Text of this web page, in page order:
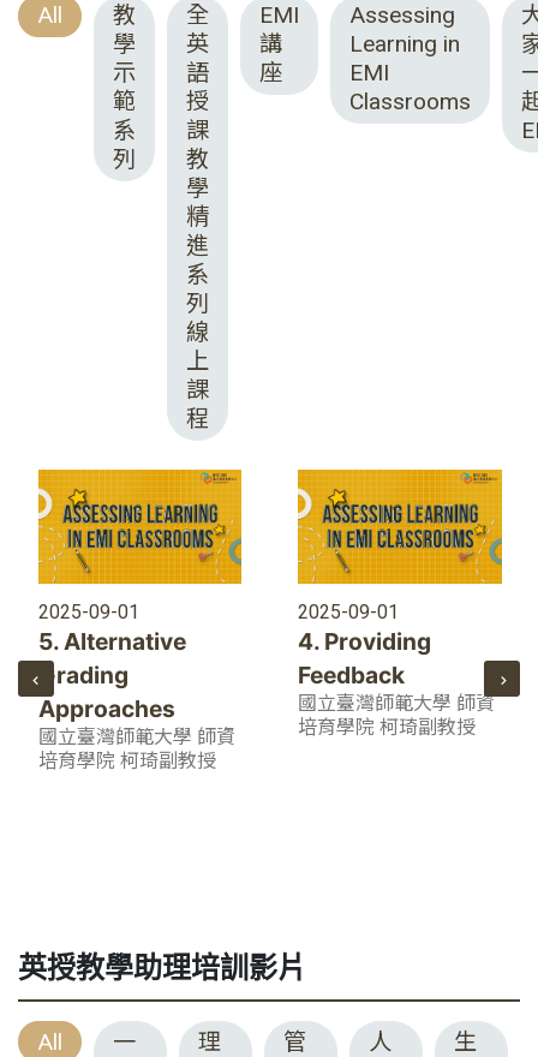
All
教
學
示
範
系
列
全
英
語
授
課
教
學
精
進
系
列
線
上
課
程
EMI
講
座
Assessing
Learning in
EMI
Classrooms
2025-09-01
5. Alternative
Grading
Approaches
國立臺灣師範大學 師資
培育學院 柯琦副教授
2025-09-01
4. Providing
Feedback
國立臺灣師範大學 師資
培育學院 柯琦副教授
英授教學助理培訓影片
All
一
理
管
人
生